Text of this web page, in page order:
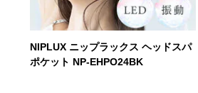
NIPLUX ニップラックス ヘッドスパ
ポケット NP-EHPO24BK